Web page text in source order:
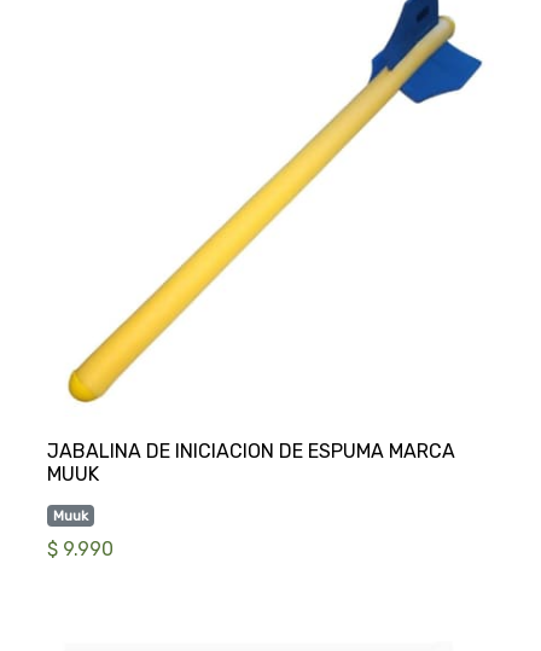
JABALINA DE INICIACION DE ESPUMA MARCA
Muuk
$ 9.990